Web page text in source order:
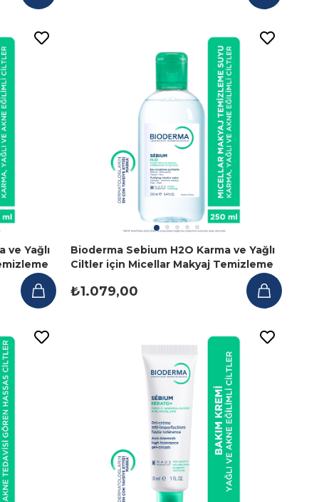
ve Yağlı
Bioderma Sebium H2O Karma ve Yağlı
Ciltler için Micellar Makyaj Temizleme
₺1.079,00